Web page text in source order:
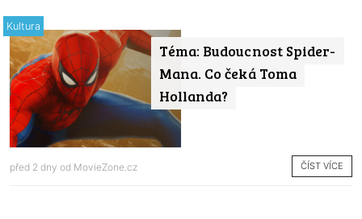
Téma: Budoucnost Spider-
Mana. Co čeká Toma
Hollanda?
Kultura
před 2 dny od MovieZone.cz ČÍST VÍCE